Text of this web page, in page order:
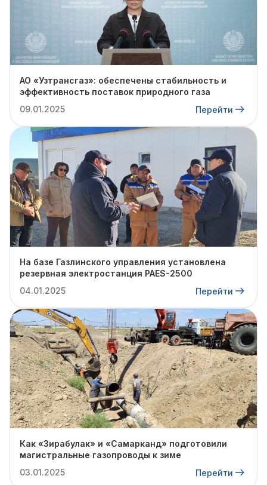
АО «Узтрансгаз»: обеспечены стабильность и
эффективность поставок природного газа
09.01.2025
Перейти
На базе Газлинского управления установлена
резервная электростанция PAES-2500
04.01.2025
Перейти
Как «Зирабулак» и «Самарканд» подготовили
магистральные газопроводы к зиме
03.01.2025
Перейти